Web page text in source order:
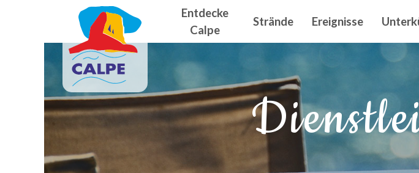
Direkt zum Inhalt Navegación principal
Entdecke
Calpe
Strände Ereignisse